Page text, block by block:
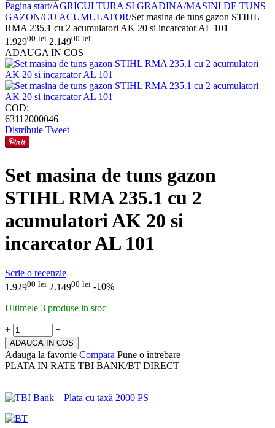
Pagina start/AGRICULTURA SI GRADINA/MASINI DE TUNS
GAZON/CU ACUMULATOR/Set masina de tuns gazon STIHL
RMA 235.1 cu 2 acumulatori AK 20 si incarcator AL 101
1.92900 lei 2.14900 lei
ADAUGA IN COS
COD:
63112000046
Distribuie Tweet
Set masina de tuns gazon
STIHL RMA 235.1 cu 2
acumulatori AK 20 si
incarcator AL 101
Scrie o recenzie
1.92900 lei 2.14900 lei -10%
Ultimele 3 produse in stoc
+ −
ADAUGA IN COS
Adauga la favorite Compara Pune o întrebare
PLATA IN RATE TBI BANK/BT DIRECT